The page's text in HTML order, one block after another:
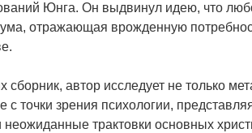
Юнга. Он выдвинул идею, что
ума, отражающая врожденную
сборник, автор исследует не только
с точки зрения психологии,
трактовки основных